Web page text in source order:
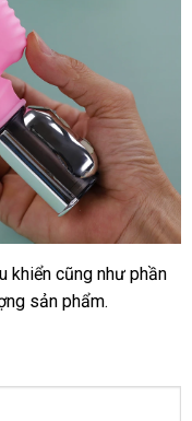
khiển so
sánh
cũng như phần
sản phẩm.